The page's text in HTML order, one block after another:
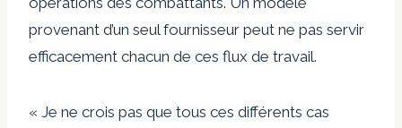
provenant d’un seul fournisseur peut ne pas servir
efficacement chacun de ces flux de travail.
« Je ne crois pas que tous ces différents cas